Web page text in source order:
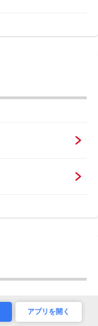
アプリを開く